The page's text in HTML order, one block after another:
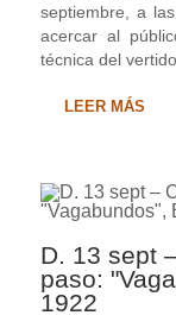
septiembre, a
acercar al
técnica del
LEER MÁS
D. 13 sept
paso:
1922